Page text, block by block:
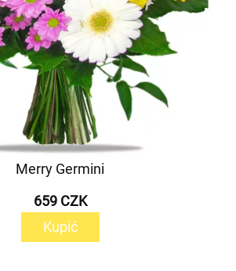
Merry Germini
659 CZK
Kupić